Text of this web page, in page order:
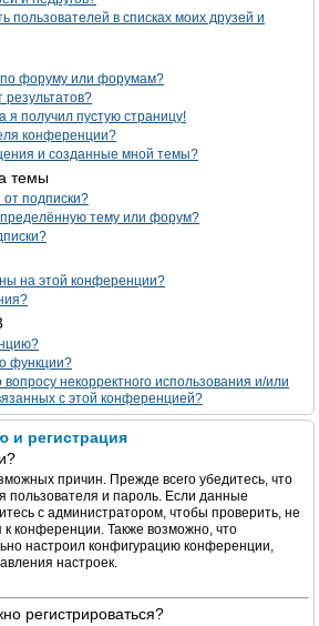
пользователей в списках моих друзей и
по форуму или форумам?
я получил пустую страницу!
конференции?
и созданные мной темы?
темы
подписки?
тему или форум?
на этой конференции?
функции?
некорректного использования и/или
с этой конференцией?
и регистрация
причин. Прежде всего убедитесь, что
пользователя и пароль. Если данные
с администратором, чтобы проверить, не
конференции. Также возможно, что
настроил конфигурацию конференции,
настроек.
регистрироваться?